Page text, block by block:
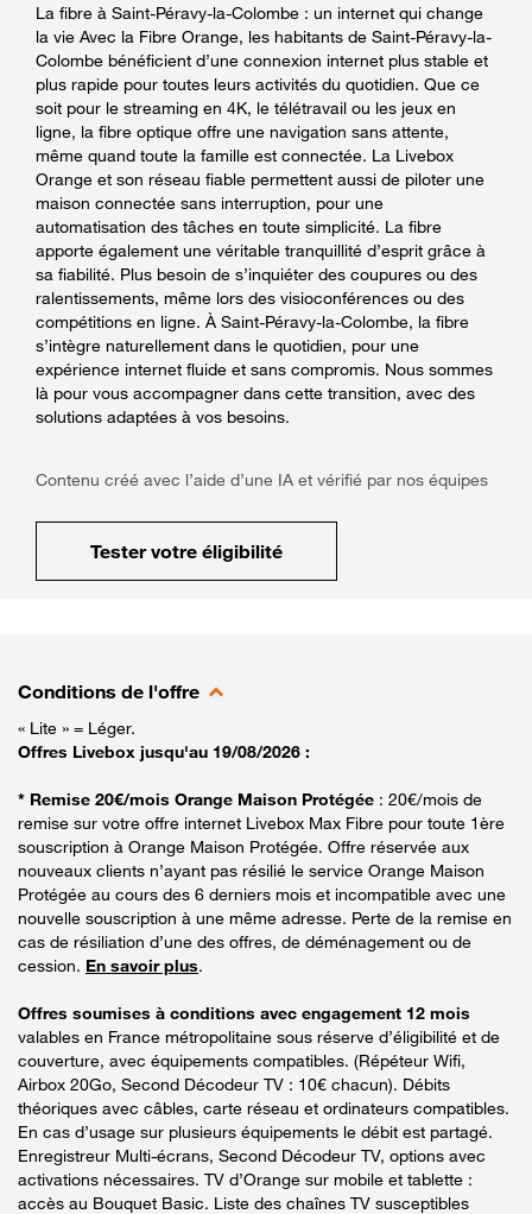
La fibre à Saint-Péravy-la-Colombe : un internet qui change
la vie Avec la Fibre Orange, les habitants de Saint-Péravy-la-
Colombe bénéficient d’une connexion internet plus stable et
plus rapide pour toutes leurs activités du quotidien. Que ce
soit pour le streaming en 4K, le télétravail ou les jeux en
ligne, la fibre optique offre une navigation sans attente,
même quand toute la famille est connectée. La Livebox
Orange et son réseau fiable permettent aussi de piloter une
maison connectée sans interruption, pour une
automatisation des tâches en toute simplicité. La fibre
apporte également une véritable tranquillité d’esprit grâce à
sa fiabilité. Plus besoin de s’inquiéter des coupures ou des
ralentissements, même lors des visioconférences ou des
compétitions en ligne. À Saint-Péravy-la-Colombe, la fibre
s’intègre naturellement dans le quotidien, pour une
expérience internet fluide et sans compromis. Nous sommes
là pour vous accompagner dans cette transition, avec des
solutions adaptées à vos besoins.
Contenu créé avec l’aide d’une IA et vérifié par nos équipes
Tester votre éligibilité
Conditions de l'offre
« Lite » = Léger.
Offres Livebox jusqu'au 19/08/2026 :
* Remise 20€/mois Orange Maison Protégée : 20€/mois de
remise sur votre offre internet Livebox Max Fibre pour toute 1ère
souscription à Orange Maison Protégée. Offre réservée aux
nouveaux clients n’ayant pas résilié le service Orange Maison
Protégée au cours des 6 derniers mois et incompatible avec une
nouvelle souscription à une même adresse. Perte de la remise en
cas de résiliation d’une des offres, de déménagement ou de
cession. En savoir plus.
Offres soumises à conditions avec engagement 12 mois
valables en France métropolitaine sous réserve d’éligibilité et de
couverture, avec équipements compatibles. (Répéteur Wifi,
Airbox 20Go, Second Décodeur TV : 10€ chacun). Débits
théoriques avec câbles, carte réseau et ordinateurs compatibles.
En cas d’usage sur plusieurs équipements le débit est partagé.
Enregistreur Multi-écrans, Second Décodeur TV, options avec
activations nécessaires. TV d’Orange sur mobile et tablette :
accès au Bouquet Basic. Liste des chaînes TV susceptibles